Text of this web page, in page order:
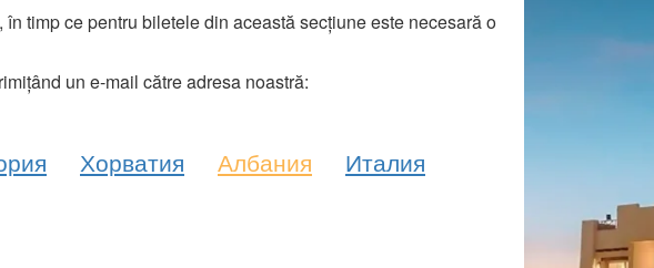
timp ce pentru biletele din această secțiune este necesară o
un e-mail către adresa noastră:
Хорватия Албания
Италия